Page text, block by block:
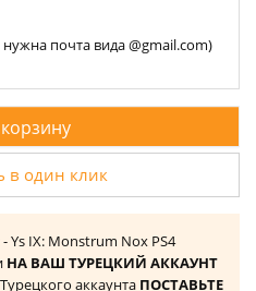
нужна почта вида @gmail.com)
в один клик
Ys IX: Monstrum Nox PS4
НА ВАШ ТУРЕЦКИЙ АККАУНТ
аккаунта ПОСТАВЬТЕ